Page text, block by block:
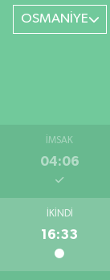
OSMANİYE
İMSAK
04:06
İKINDI
16:33